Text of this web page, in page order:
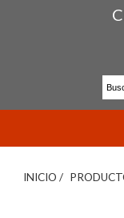
INICIO /